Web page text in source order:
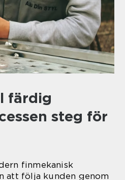
färdig
steg för
finmekanisk
att följa kunden genom